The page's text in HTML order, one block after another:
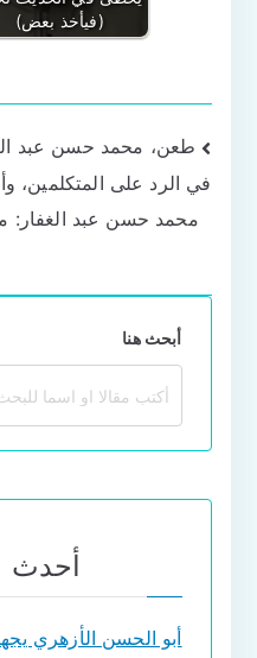
(فيأخذ بعض)
تصفّح
المقالات
طعن، محمد حسن عبد
في الرد على المتكلمين،
محمد حسن عبد الغفار:
أبحث هنا
أحدث
أبو الحسن الأزهري